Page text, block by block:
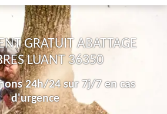
GRATUIT ABATTAGE
LUANT 36350
24h/24 sur 7j/7 en cas
d'urgence